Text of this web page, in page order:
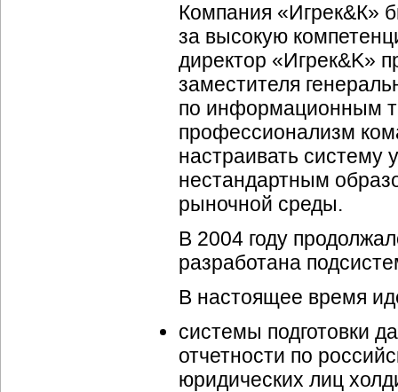
Компания «Игрек&К»
за высокую
директор «Игрек&K»
заместителя
по информационным
профессионализм
настраивать систему
нестандартным
рыночной среды.
В 2004 году
разработана
В настоящее время
системы подготовки
отчетности по
юридических лиц